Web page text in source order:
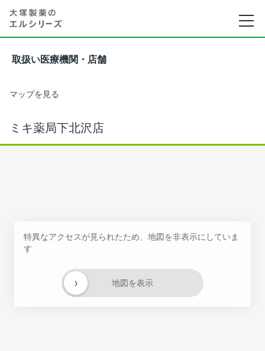
取扱い医療機関・店舗
マップを見る
ミキ薬局下北沢店
特異なアクセスが見られたため、地図を非表示にしていま
す
地図を表示
›